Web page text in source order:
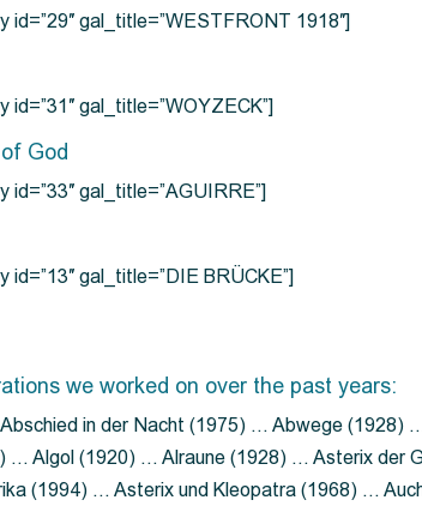
id=”29″ gal_title=”WESTFRONT 1918″]
id=”31″ gal_title=”WOYZECK”]
God
id=”33″ gal_title=”AGUIRRE”]
id=”13″ gal_title=”DIE BRÜCKE”]
we worked on over the past years:
in der Nacht (1975) … Abwege (1928)
… Algol (1920) … Alraune (1928) … Asterix der
(1994) … Asterix und Kleopatra (1968) …